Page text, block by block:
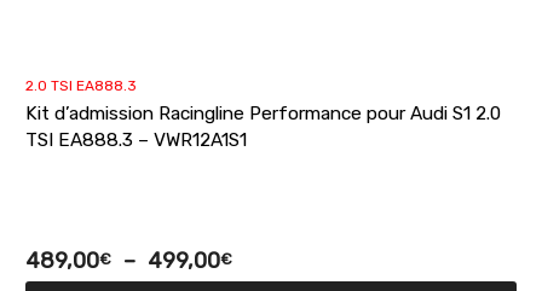
2.0 TSI EA888.3
Kit d’admission Racingline Performance pour Audi S1 2.0
TSI EA888.3 – VWR12A1S1
489,00€ – 499,00€